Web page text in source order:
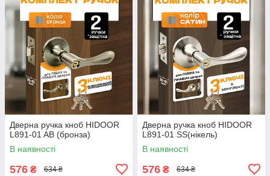
Дверна ручка кноб HIDOOR
L891-01 AB (бронза)
В наявності
576 ₴ 634 ₴
Дверна ручка кноб HIDOOR
L891-01 SS(нікель)
В наявності
576 ₴ 634 ₴